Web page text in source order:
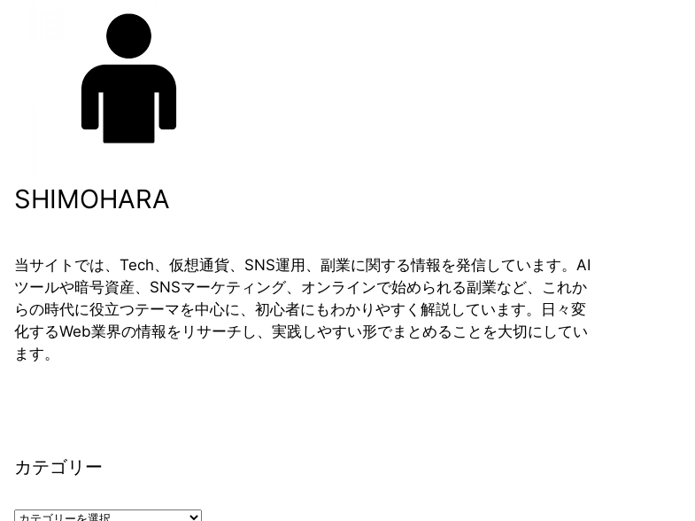
SHIMOHARA
当サイトでは、Tech、仮想通貨、SNS運用、副業に関する情報を発信しています。AI
ツールや暗号資産、SNSマーケティング、オンラインで始められる副業など、これか
らの時代に役立つテーマを中心に、初心者にもわかりやすく解説しています。日々変
化するWeb業界の情報をリサーチし、実践しやすい形でまとめることを大切にしてい
ます。
カテゴリー
カ